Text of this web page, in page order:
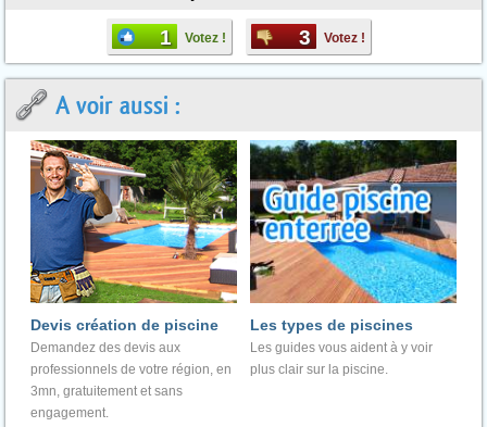
1 Votez ! 3 Votez !
A voir aussi :
Devis création de piscine
Demandez des devis aux
professionnels de votre région, en
3mn, gratuitement et sans
engagement.
Les types de piscines
Les guides vous aident à y voir
plus clair sur la piscine.